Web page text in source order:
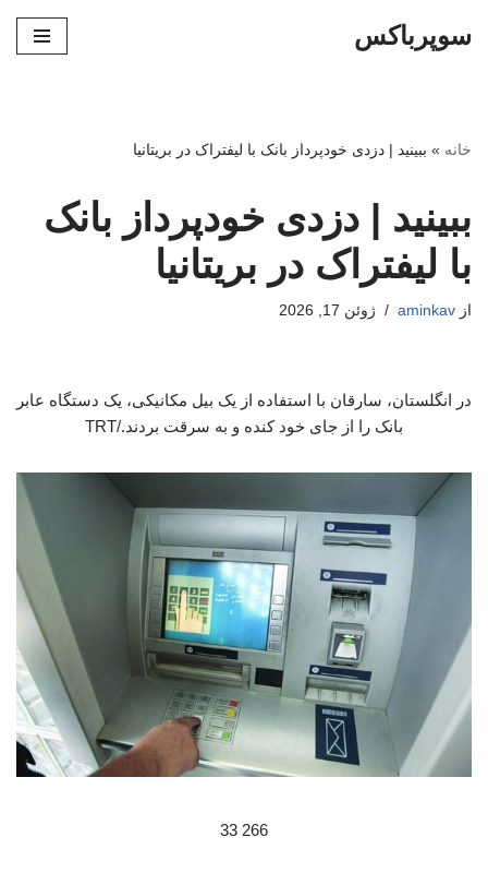
سوپرباکس
خانه » ببینید | دزدی خودپرداز بانک با لیفتراک در بریتانیا
ببینید | دزدی خودپرداز بانک
با لیفتراک در بریتانیا
از aminkav ژوئن 17, 2026
در انگلستان، سارقان با استفاده از یک بیل مکانیکی، یک دستگاه عابر
بانک را از جای خود کنده و به سرقت بردند./TRT
266 33